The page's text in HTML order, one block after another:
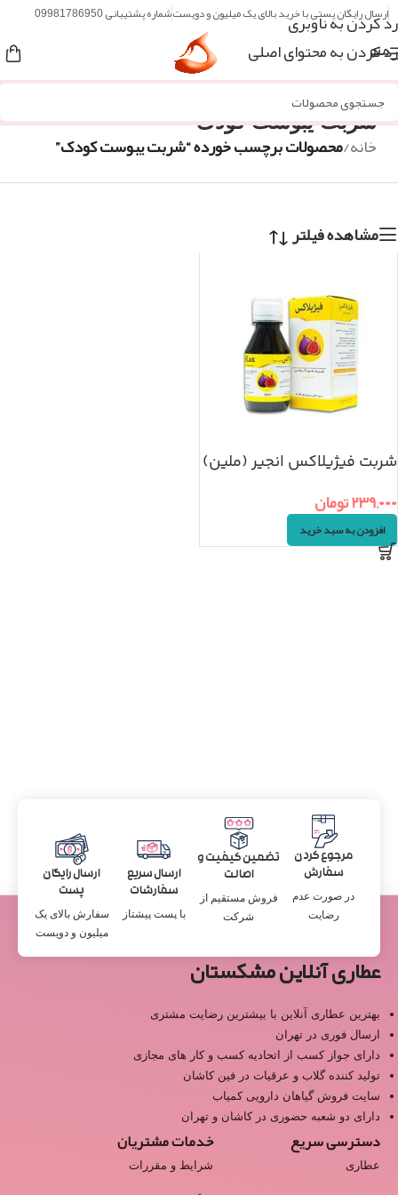
رد کردن به ناوبری
رد کردن به محتوای اصلی
ارسال رایگان پستی با خرید بالای یک میلیون و دویستشماره پشتیبانی 09981786950
منو
شربت یبوست کودک
خانه/محصولات برچسب خورده “شربت یبوست کودک”
مشاهده فیلتر
شربت فیژیلاکس انجیر (ملین)
۲۳۹,۰۰۰تومان
افزودن به سبد خرید
مرجوع کردن
سفارش
در صورت عدم
رضایت
تضمین کیفیت و
اصالت
فروش مستقیم از
شرکت
ارسال سریع
سفارشات
با پست پیشتاز
ارسال رایگان
پست
سفارش بالای یک
میلیون و دویست
عطاری آنلاین مشکستان
بهترین عطاری آنلاین با بیشترین رضایت مشتری
ارسال فوری در تهران
دارای جواز کسب از اتحادیه کسب و کار های مجازی
تولید کننده گلاب و عرقیات در فین کاشان
سایت فروش گیاهان دارویی کمیاب
دارای دو شعبه حضوری در کاشان و تهران
دسترسی سریع
عطاری
خدمات مشتریان
شرایط و مقررات